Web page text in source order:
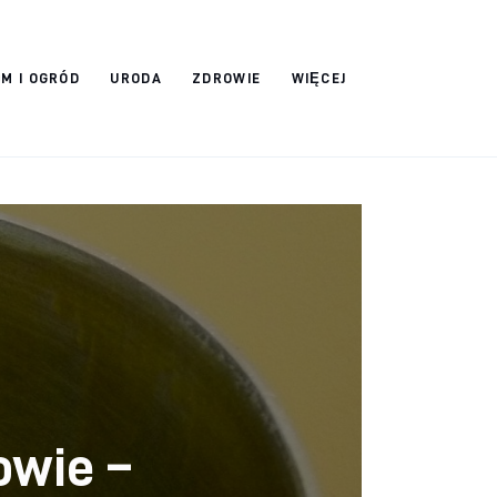
I OGRÓD URODA ZDROWIE WIĘCEJ
–